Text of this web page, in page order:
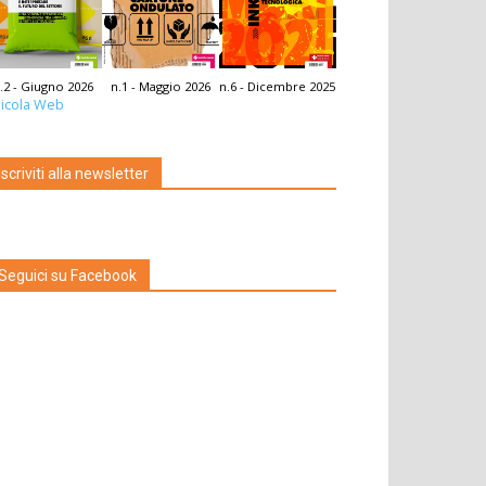
- Giugno 2026 n.1 - Maggio 2026 n.6 - Dicembre 2025
Web
alla newsletter
su Facebook